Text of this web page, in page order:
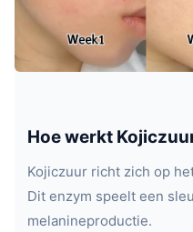
Hoe werkt
Kojiczuur richt zich op
Dit enzym speelt een
melanineproductie.